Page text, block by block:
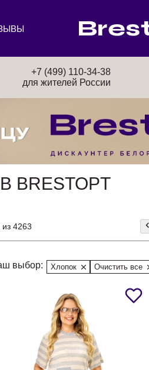
+7 (499) 110-34-38
для жителей России
из 4263
выбор: Хлопок Очистить все